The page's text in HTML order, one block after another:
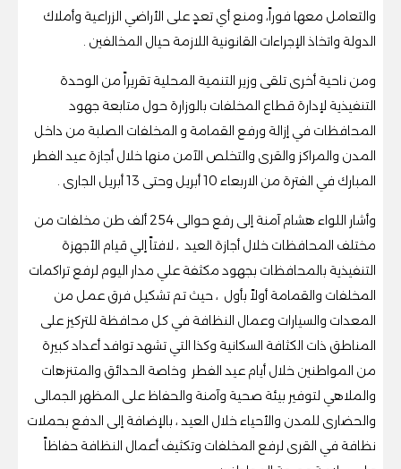
والتعامل معها فوراً، ومنع أي تعدٍ على الأراضي الزراعية وأملاك
الدولة واتخاذ الإجراءات القانونية اللازمة حيال المخالفين .
ومن ناحية أخرى تلقى وزير التنمية المحلية تقريراً من الوحدة
التنفيذية لإدارة قطاع المخلفات بالوزارة حول متابعة جهود
المحافظات في إزالة ورفع القمامة و المخلفات الصلبة من داخل
المدن والمراكز والقرى والتخلص الآمن منها خلال أجازة عيد الفطر
المبارك في الفترة من الاربعاء 10 أبريل وحتى 13 أبريل الجارى .
وأشار اللواء هشام آمنة إلى رفع حوالى 254 ألف طن مخلفات من
مختلف المحافظات خلال أجازة العيد ، لافتاً إلي قيام الأجهزة
التنفيذية بالمحافظات بجهود مكثفة علي مدار اليوم لرفع تراكمات
المخلفات والقمامة أولاً بأول ، حيث تم تشكيل فرق عمل من
المعدات والسيارات وعمال النظافة في كل محافظة للتركيز على
المناطق ذات الكثافة السكانية وكذا التي تشهد توافد أعداد كبيرة
من المواطنين خلال أيام عيد الفطر وخاصة الحدائق والمتنزهات
والملاهي لتوفير بيئة صحية وآمنة والحفاظ على المظهر الجمالى
والحضارى للمدن والأحياء خلال العيد ، بالإضافة إلى الدفع بحملات
نظافة في القرى لرفع المخلفات وتكثيف أعمال النظافة حفاظاً